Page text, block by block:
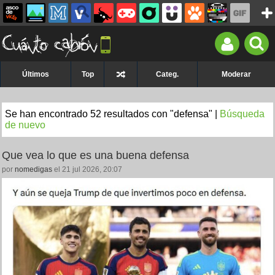
Últimos Top Categ. Moderar
Se han encontrado 52 resultados con "defensa" |
Búsqueda
de nuevo
Que vea lo que es una buena defensa
por nomedigas el 21 jul 2026, 20:07